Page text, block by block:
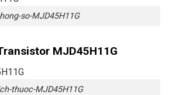
so-MJD45H11G
MJD45H11G
thuoc-MJD45H11G